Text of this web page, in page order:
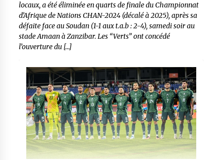
locaux, a été éliminée en quarts de finale du Championnat
d’Afrique de Nations CHAN-2024 (décalé à 2025), après sa
défaite face au Soudan (1-1 aux t.a.b : 2-4), samedi soir au
stade Amaan à Zanzibar. Les “Verts” ont concédé
l’ouverture du […]